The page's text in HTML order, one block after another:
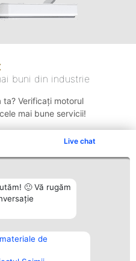
Live chat
🙂 Vă rugăm
de
buni din industrie
ta? Verificați motorul
mai bune servicii!
Contact